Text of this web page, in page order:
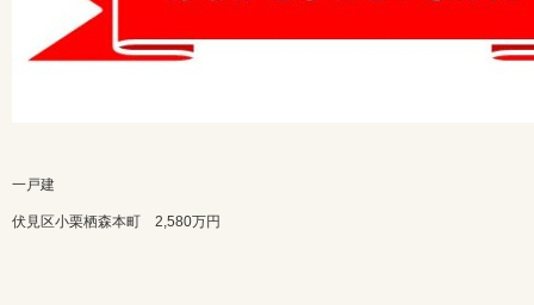
一戸建
伏見区小栗栖森本町 2,580万円